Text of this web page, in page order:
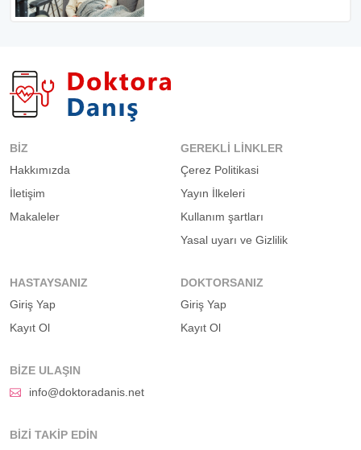
BIZ
Hakkımızda
İletişim
Makaleler
GEREKLI LINKLER
Çerez Politikasi
Yayın İlkeleri
Kullanım şartları
Yasal uyarı ve Gizlilik
HASTAYSANIZ
Giriş Yap
Kayıt Ol
DOKTORSANIZ
Giriş Yap
Kayıt Ol
BIZE ULAŞIN
info@doktoradanis.net
BIZI TAKIP EDIN